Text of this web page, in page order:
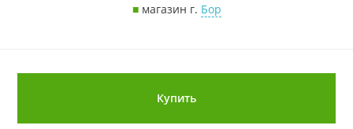
■магазин г. Бор
Купить